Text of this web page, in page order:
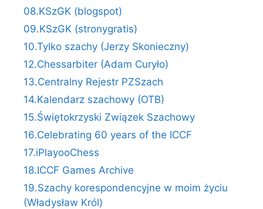
08.KSzGK (blogspot)
09.KSzGK (stronygratis)
10.Tylko szachy (Jerzy Skonieczny)
12.Chessarbiter (Adam Curyło)
13.Centralny Rejestr PZSzach
14.Kalendarz szachowy (OTB)
15.Świętokrzyski Związek Szachowy
16.Celebrating 60 years of the ICCF
17.iPlayooChess
18.ICCF Games Archive
19.Szachy korespondencyjne w moim życiu
(Władysław Król)